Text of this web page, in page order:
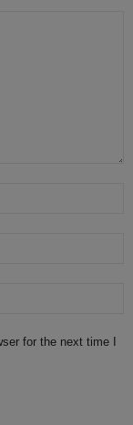
for the next time I